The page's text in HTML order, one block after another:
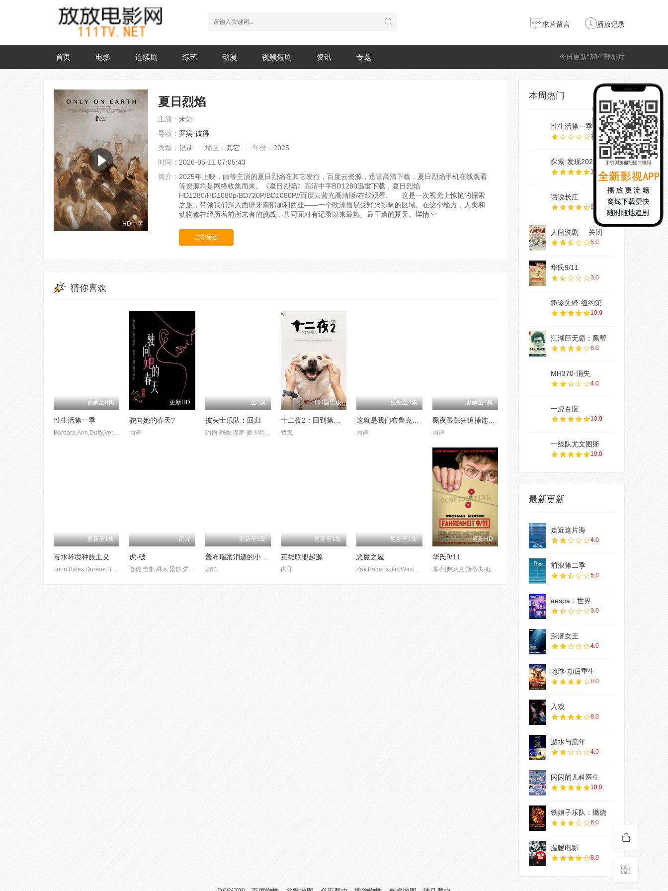
求片留言 播放记录
今日更新“304”部影片
首页 电影 连续剧 综艺 动漫 视频短剧 资讯 专题
HD中字
夏日烈焰
主演： 未知
导演： 罗宾·彼得
类型： 记录 地区： 其它 年份： 2025
时间： 2026-05-11 07:05:43
简介： 2025年上映，由等主演的夏日烈焰在其它发行，百度云资源，迅雷高清下载，夏日烈焰手机在线观看
等资源均是网络收集而来。《夏日烈焰》高清中字BD1280迅雷下载，夏日烈焰
HD1280/HD1080p/BD720P/BD1080P//百度云蓝光高清版/在线观看.
这是一次视觉上惊艳的探索
之旅，带领我们深入西班牙南部加利西亚——一个欧洲最易受野火影响的区域。在这个地方，人类和
动物都在经历着前所未有的挑战，共同面对有记录以来最热、最干燥的夏天。 详情
立即播放
猜你喜欢
更新至9集
性生活第一季
Barbara,Ann,Duffy,Vera,Duffy,Natasha,Estrada,Anthony,Carasa,Lenora,Claire,Dark,Mark
更新HD
驶向她的春天?
内详
全3集
披头士乐队：回归
约翰·列侬,保罗·麦卡特尼,林戈·斯塔尔,乔治·哈里逊,Mal,Evans,迈克尔·林赛-霍格,乔治·马丁,Heather,McCartney,琳达·麦卡特尼,小野洋子,比利·普林斯顿,莫琳·斯塔基,Geoff,Emerick
HD国语版
十二夜2：回到第零天
暂无
更新至4集
这就是我们布鲁克林圣徒队
内详
更新至4集
黑夜跟踪狂追捕连环杀手
内详
更新至1集
毒水环境种族主义
John,Bates,Dorene,Bernard,Stephen,Colbert
正片
虎·破
管虎,曹郁,林木,梁静,朱文玖,张大军,赵宁宇,李宙,,杜淳,魏晨,欧豪,王千源,姜武,张译,李晨,余皑磊,郑恺,辛柏青,黄晓明,唐艺昕,白恩
更新至6集
盖布瑞案消逝的小生命第一季
内详
更新至1集
英雄联盟起源
内详
更新至1集
恶魔之屋
Zak,Bagans,Jay,Wasley,Billy,Tolley
更新HD
华氏9/11
本·阿弗莱克,斯蒂夫·旺达,乔治·W· 布什,詹姆斯·贝克三世,理查德·盖法特,Tom Daschle,杰弗里·图宾,阿尔·戈尔,康多莉扎·赖斯,唐纳德·拉姆斯菲尔德,萨达姆·侯赛因,乔治·布什,瑞奇·马丁,拜伦·多根,奥萨马·本·拉登
本周热门
性生活第一季
2.0
探索·发现202
10.0
话说长江
9.0
人间洗剧
5.0
华氏9/11
3.0
急诊先锋·纽约第
10.0
江湖巨无霸：黑帮
8.0
MH370·消失
4.0
一虎百应
10.0
一线队尤文图斯
10.0
最新更新
走近这片海
4.0
前浪第二季
5.0
aespa：世界
3.0
深潜女王
4.0
地球·劫后重生
8.0
入戏
8.0
逝水与流年
4.0
闪闪的儿科医生
10.0
铁娘子乐队：燃烧
6.0
温暖电影
8.0
关闭